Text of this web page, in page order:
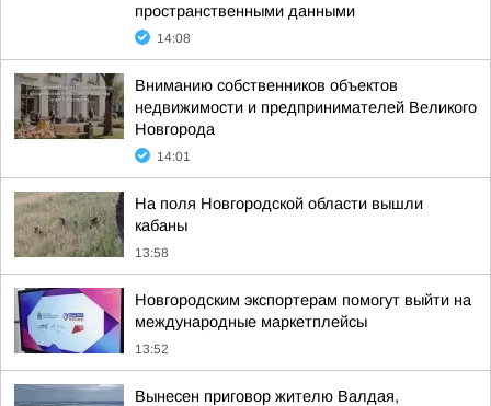
пространственными данными
14:08
Вниманию собственников объектов
недвижимости и предпринимателей Великого
Новгорода
14:01
На поля Новгородской области вышли
кабаны
13:58
Новгородским экспортерам помогут выйти на
международные маркетплейсы
13:52
Вынесен приговор жителю Валдая,